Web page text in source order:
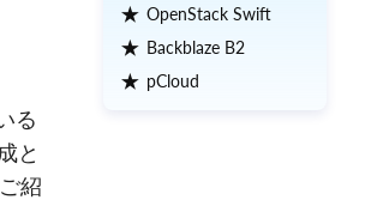
る
と
紹
OpenStack Swift
Backblaze B2
pCloud